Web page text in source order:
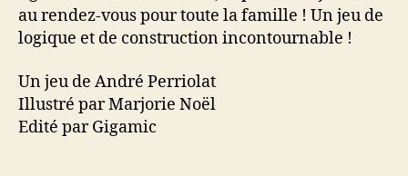
au rendez-vous pour toute la famille ! Un jeu de
logique et de construction incontournable !
Un jeu de André Perriolat
Illustré par Marjorie Noël
Edité par Gigamic